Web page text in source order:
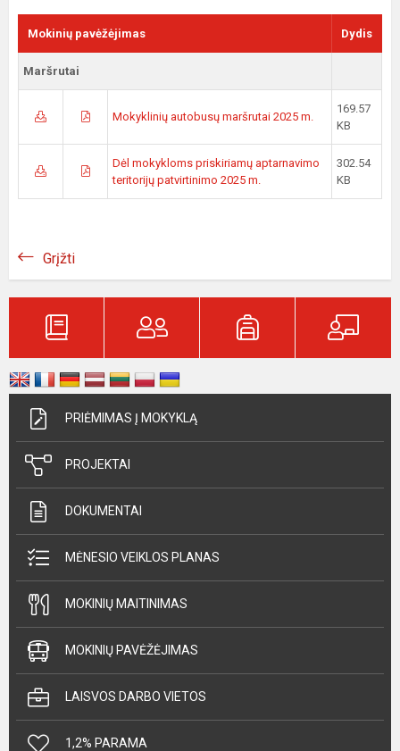
Mokinių pavėžėjimas Dydis
Maršrutai
Mokyklinių autobusų maršrutai 2025 m.
169.57
KB
Dėl mokykloms priskiriamų aptarnavimo
teritorijų patvirtinimo 2025 m.
302.54
KB
Grįžti
PRIĖMIMAS Į MOKYKLĄ
PROJEKTAI
DOKUMENTAI
MĖNESIO VEIKLOS PLANAS
MOKINIŲ MAITINIMAS
MOKINIŲ PAVĖŽĖJIMAS
LAISVOS DARBO VIETOS
1,2% PARAMA